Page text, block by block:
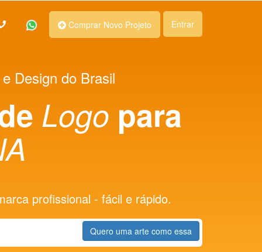
Comprar Novo Projeto Entrar
Design do Brasil
Logo para
profissional - fácil e rápido.
Quero uma arte como essa